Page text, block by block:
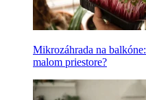
Mikrozáhrada na
malom priestore?